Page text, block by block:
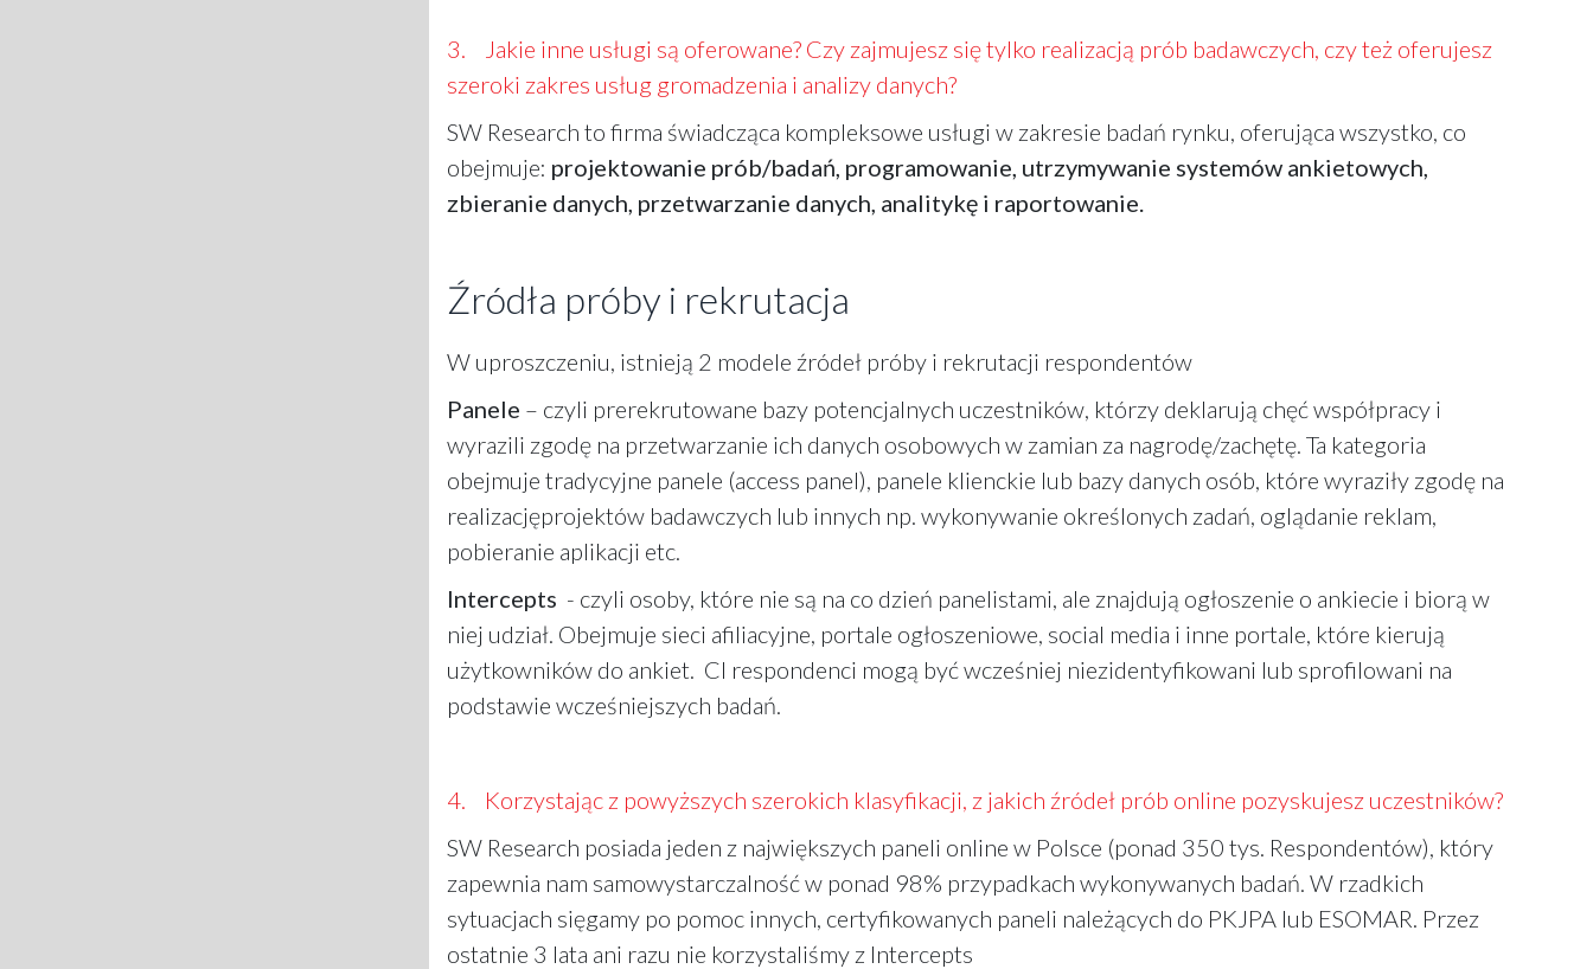
3. Jakie inne usługi są oferowane? Czy zajmujesz się tylko realizacją prób badawczych, czy też oferujesz
szeroki zakres usług gromadzenia i analizy danych?
SW Research to firma świadcząca kompleksowe usługi w zakresie badań rynku, oferująca wszystko, co
obejmuje: projektowanie prób/badań, programowanie, utrzymywanie systemów ankietowych,
zbieranie danych, przetwarzanie danych, analitykę i raportowanie.
Źródła próby i rekrutacja
W uproszczeniu, istnieją 2 modele źródeł próby i rekrutacji respondentów
Panele – czyli prerekrutowane bazy potencjalnych uczestników, którzy deklarują chęć współpracy i
wyrazili zgodę na przetwarzanie ich danych osobowych w zamian za nagrodę/zachętę. Ta kategoria
obejmuje tradycyjne panele (access panel), panele klienckie lub bazy danych osób, które wyraziły zgodę na
realizacjęprojektów badawczych lub innych np. wykonywanie określonych zadań, oglądanie reklam,
pobieranie aplikacji etc.
Intercepts - czyli osoby, które nie są na co dzień panelistami, ale znajdują ogłoszenie o ankiecie i biorą w
niej udział. Obejmuje sieci afiliacyjne, portale ogłoszeniowe, social media i inne portale, które kierują
użytkowników do ankiet. CI respondenci mogą być wcześniej niezidentyfikowani lub sprofilowani na
podstawie wcześniejszych badań.
4. Korzystając z powyższych szerokich klasyfikacji, z jakich źródeł prób online pozyskujesz uczestników?
SW Research posiada jeden z największych paneli online w Polsce (ponad 350 tys. Respondentów), który
zapewnia nam samowystarczalność w ponad 98% przypadkach wykonywanych badań. W rzadkich
sytuacjach sięgamy po pomoc innych, certyfikowanych paneli należących do PKJPA lub ESOMAR. Przez
ostatnie 3 lata ani razu nie korzystaliśmy z Intercepts